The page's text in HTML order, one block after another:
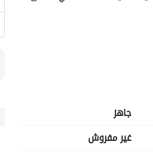
جاهز
غير مفروش